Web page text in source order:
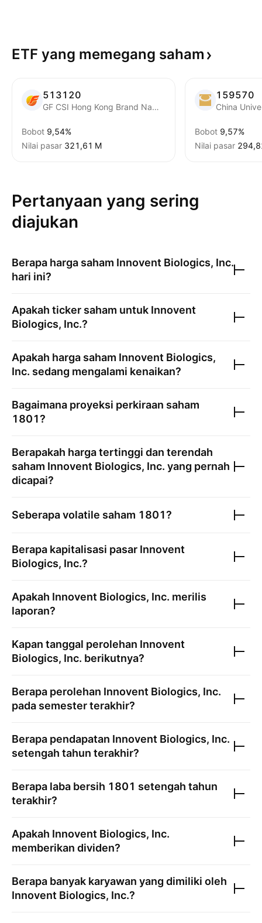
ETF yang memegang saham
513120
GF CSI Hong Kong Brand Name Drug Exchange Traded Fund Units
Bobot 9,54%
Nilai pasar ‪321,61 M‬
159570
Bobot 9,57%
Nilai pasar
Pertanyaan yang sering
diajukan
Berapa harga saham Innovent Biologics, Inc.
hari ini?
Apakah ticker saham untuk Innovent
Biologics, Inc.?
Apakah harga saham Innovent Biologics,
Inc. sedang mengalami kenaikan?
Bagaimana proyeksi perkiraan saham
1801?
Berapakah harga tertinggi dan terendah
saham Innovent Biologics, Inc. yang pernah
dicapai?
Seberapa volatile saham 1801?
Berapa kapitalisasi pasar Innovent
Biologics, Inc.?
Apakah Innovent Biologics, Inc. merilis
laporan?
Kapan tanggal perolehan Innovent
Biologics, Inc. berikutnya?
Berapa perolehan Innovent Biologics, Inc.
pada semester terakhir?
Berapa pendapatan Innovent Biologics, Inc.
setengah tahun terakhir?
Berapa laba bersih 1801 setengah tahun
terakhir?
Apakah Innovent Biologics, Inc.
memberikan dividen?
Berapa banyak karyawan yang dimiliki oleh
Innovent Biologics, Inc.?